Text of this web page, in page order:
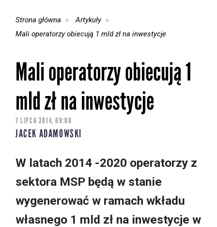
Strona główna
Artykuły
Mali operatorzy obiecują 1 mld zł na inwestycje
Mali operatorzy obiecują 1
mld zł na inwestycje
7 LIPCA 2014, 09:00
JACEK ADAMOWSKI
W latach 2014 -2020 operatorzy z
sektora MSP będą w stanie
wygenerować w ramach wkładu
własnego 1 mld zł na inwestycje w